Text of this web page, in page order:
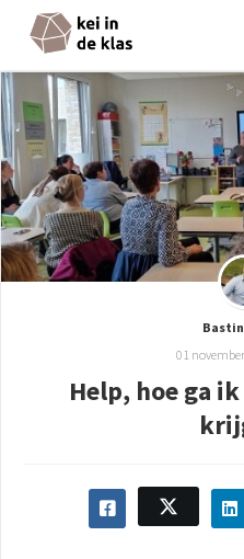
01
Help, hoe ga
policy